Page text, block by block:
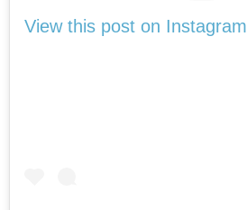
View this post on Instagram